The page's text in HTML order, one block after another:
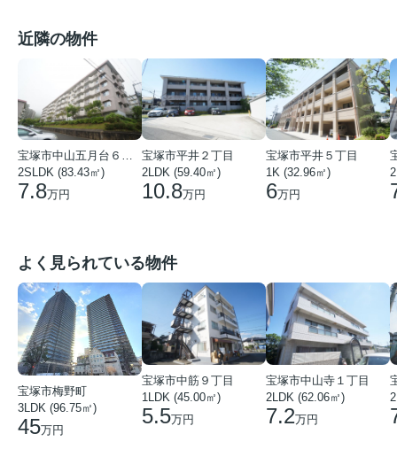
近隣の物件
宝塚市中山五月台６丁目
2SLDK (83.43㎡)
7.8万円
宝塚市平井２丁目
2LDK (59.40㎡)
10.8万円
宝塚市平井５丁目
1K (32.96㎡)
6万円
よく見られている物件
宝塚市梅野町
3LDK (96.75㎡)
45万円
宝塚市中筋９丁目
1LDK (45.00㎡)
5.5万円
宝塚市中山寺１丁目
2LDK (62.06㎡)
7.2万円